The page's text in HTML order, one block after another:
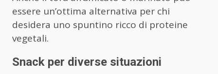
essere un’ottima alternativa per chi
desidera uno spuntino ricco di proteine
vegetali.
Snack per diverse situazioni